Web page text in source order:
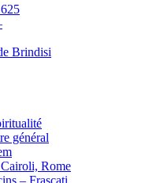
Brindisi
général
Rome
– Frascati